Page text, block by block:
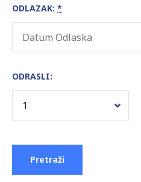
ODLAZAK: *
ODRASLI: